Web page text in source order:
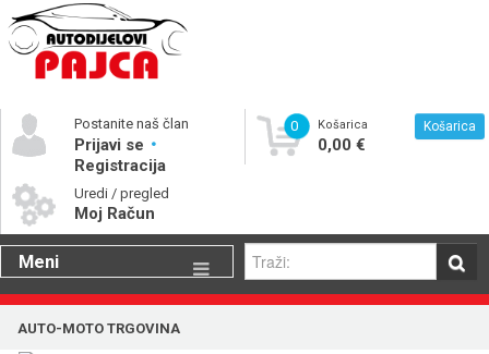
Postanite naš član
Prijavi se
Registracija
Uredi / pregled
Moj Račun
0 Košarica
0,00 €
Košarica
Meni
Gume
AUTO-MOTO TRGOVINA